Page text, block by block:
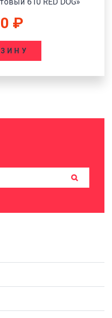
ЗАТОЧНИК 610 3М»
₽